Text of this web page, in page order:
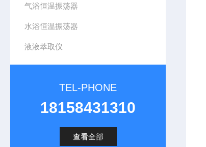
气浴恒温振荡器
水浴恒温振荡器
液液萃取仪
TEL-PHONE
18158431310
查看全部